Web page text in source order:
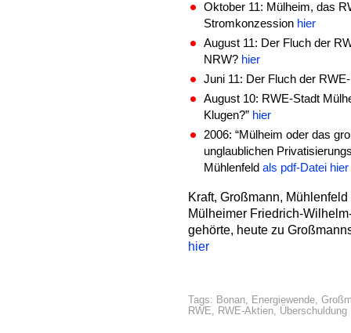
Oktober 11: Mülheim, das
Stromkonzession hier
August 11: Der Fluch der
NRW? hier
Juni 11: Der Fluch der
August 10: RWE-Stadt
Klugen?” hier
2006: “Mülheim oder das
unglaublichen
Mühlenfeld als pdf-Datei hier
Kraft, Großmann,
Mülheimer Friedrich-
gehörte, heute zu
hier
Tags: Bonan, Energiewende,
RWE, RWE-Aktien, Überschuldung